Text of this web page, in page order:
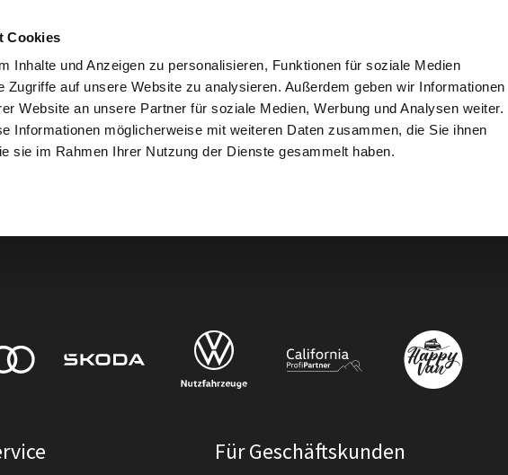
Cookies
Inhalte und Anzeigen zu personalisieren, Funktionen für soziale Medien
Zugriffe auf unsere Website zu analysieren. Außerdem geben wir Informationen
Website an unsere Partner für soziale Medien, Werbung und Analysen weiter.
Informationen möglicherweise mit weiteren Daten zusammen, die Sie ihnen
sie im Rahmen Ihrer Nutzung der Dienste gesammelt haben.
Für Geschäftskunden